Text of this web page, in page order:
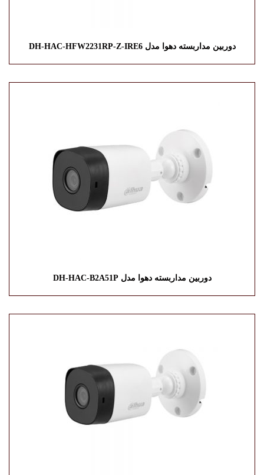
دوربین مداربسته دهوا مدل DH-HAC-HFW2231RP-Z-IRE6
دوربین مداربسته دهوا مدل DH-HAC-B2A51P